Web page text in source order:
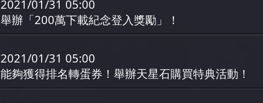
2021/01/31 05:00
舉辦「200萬下載紀念登入獎勵」！
2021/01/31 05:00
能夠獲得排名轉蛋券！舉辦天星石購買特典活動！